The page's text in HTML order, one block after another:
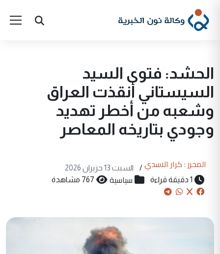
الحشد: فتوى السيد
السيستاني أنقذت العراق
وشعبه من أخطر تهديد
وجودي بتاريخه المعاصر
المحرر : كرار الاسدي /
السبت 13 حزيران 2026
1 دقيقة قراءة
سياسية 767 مشاهدة